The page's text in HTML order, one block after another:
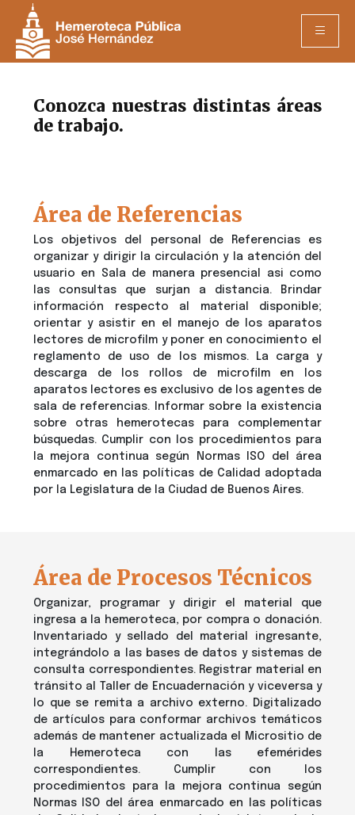
Conozca nuestras distintas áreas
de trabajo.
Área de Referencias
Los objetivos del personal de Referencias es
organizar y dirigir la circulación y la atención del
usuario en Sala de manera presencial asi como
las consultas que surjan a distancia. Brindar
información respecto al material disponible;
orientar y asistir en el manejo de los aparatos
lectores de microfilm y poner en conocimiento el
reglamento de uso de los mismos. La carga y
descarga de los rollos de microfilm en los
aparatos lectores es exclusivo de los agentes de
sala de referencias. Informar sobre la existencia
sobre otras hemerotecas para complementar
búsquedas. Cumplir con los procedimientos para
la mejora continua según Normas ISO del área
enmarcado en las políticas de Calidad adoptada
por la Legislatura de la Ciudad de Buenos Aires.
Área de Procesos Técnicos
Organizar, programar y dirigir el material que
ingresa a la hemeroteca, por compra o donación.
Inventariado y sellado del material ingresante,
integrándolo a las bases de datos y sistemas de
consulta correspondientes. Registrar material en
tránsito al Taller de Encuadernación y viceversa y
lo que se remita a archivo externo. Digitalizado
de artículos para conformar archivos temáticos
además de mantener actualizada el Micrositio de
la Hemeroteca con las efemérides
correspondientes. Cumplir con los
procedimientos para la mejora continua según
Normas ISO del área enmarcado en las políticas